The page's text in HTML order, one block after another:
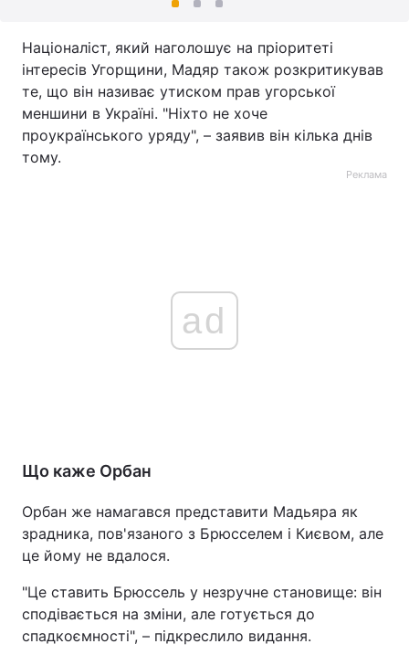
Націоналіст, який наголошує на пріоритеті
інтересів Угорщини, Мадяр також розкритикував
те, що він називає утиском прав угорської
меншини в Україні. "Ніхто не хоче
проукраїнського уряду", – заявив він кілька днів
тому.
Реклама
ad
Що каже Орбан
Орбан же намагався представити Мадьяра як
зрадника, пов'язаного з Брюсселем і Києвом, але
це йому не вдалося.
"Це ставить Брюссель у незручне становище: він
сподівається на зміни, але готується до
спадкоємності", – підкреслило видання.